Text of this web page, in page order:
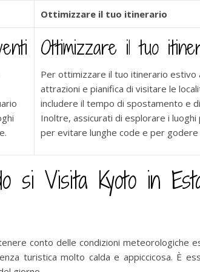
Ottimizzare il tuo itinerario
Ottimizzare il tuo
Per ottimizzare il tuo itinerario
attrazioni e pianifica di visitare le
includere il tempo di spostamento e
Inoltre, assicurati di esplorare i
per evitare lunghe code e per godere
si Visita Kyoto in
conto delle condizioni meteorologiche
turistica molto calda e appiccicosa. È